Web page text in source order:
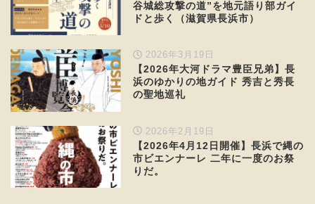
谷城総攻撃の道”を地元語り部ガイ
ドと歩く（滋賀県長浜市）
2026年3月19日
【2026年大河ドラマ豊臣兄弟】長
浜のゆかりの地ガイド 秀吉と秀長
の聖地巡礼
2026年2月19日
【2026年4月12日開催】長浜で縄の
市ビエンナーレ 二年に一度のお祭
りだ。